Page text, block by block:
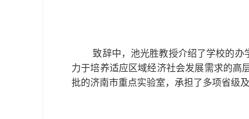
致辞中，池光胜教授介绍了学校的办
力于培养适应区域经济社会发展需求的高
批的济南市重点实验室，承担了多项省级